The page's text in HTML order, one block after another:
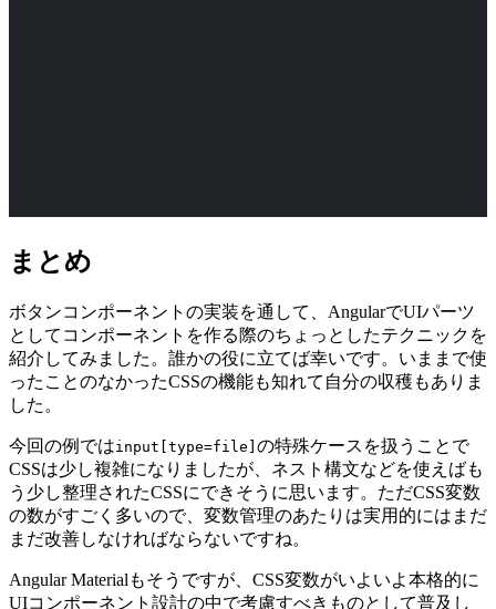
まとめ
ボタンコンポーネントの実装を通して、AngularでUIパーツ
としてコンポーネントを作る際のちょっとしたテクニックを
紹介してみました。誰かの役に立てば幸いです。いままで使
ったことのなかったCSSの機能も知れて自分の収穫もありま
した。
今回の例ではinput[type=file] の特殊ケースを扱うことで
CSSは少し複雑になりましたが、ネスト構文などを使えばも
う少し整理されたCSSにできそうに思います。ただCSS変数
の数がすごく多いので、変数管理のあたりは実用的にはまだ
まだ改善しなければならないですね。
Angular Materialもそうですが、CSS変数がいよいよ本格的に
UIコンポーネント設計の中で考慮すべきものとして普及し